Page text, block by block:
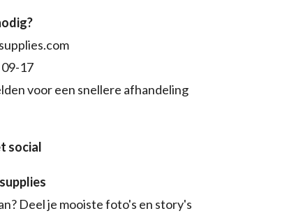
17
voor een snellere afhandeling
social
Deel je mooiste foto's en story's